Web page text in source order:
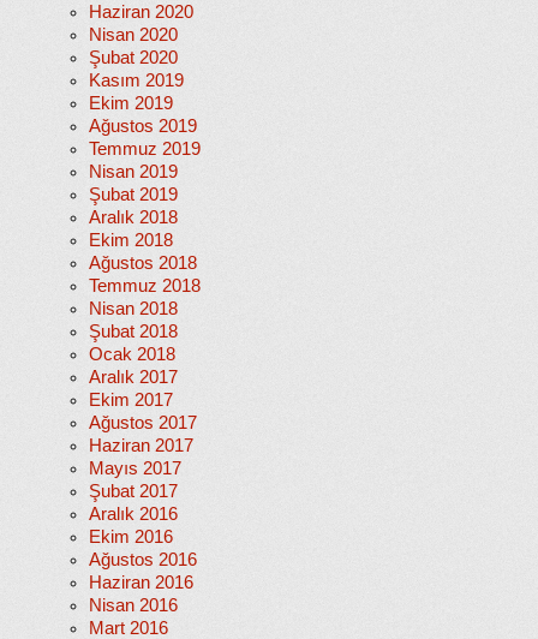
Haziran 2020
Nisan 2020
Şubat 2020
Kasım 2019
Ekim 2019
Ağustos 2019
Temmuz 2019
Nisan 2019
Şubat 2019
Aralık 2018
Ekim 2018
Ağustos 2018
Temmuz 2018
Nisan 2018
Şubat 2018
Ocak 2018
Aralık 2017
Ekim 2017
Ağustos 2017
Haziran 2017
Mayıs 2017
Şubat 2017
Aralık 2016
Ekim 2016
Ağustos 2016
Haziran 2016
Nisan 2016
Mart 2016